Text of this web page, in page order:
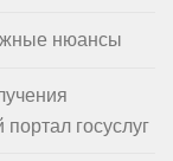
нюансы
госуслуг